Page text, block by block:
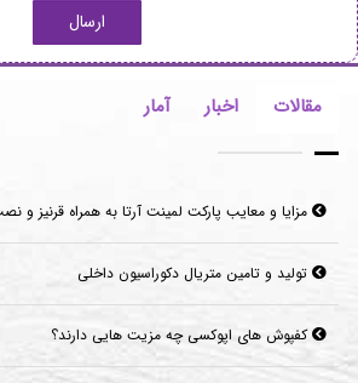
ارسال
مقالات اخبار آمار
مزایا و معایب پارکت لمینت آرتا به همراه قرنیز و نصب
تولید و تامین متریال دکوراسیون داخلی
کفپوش های اپوکسی چه مزیت هایی دارند؟